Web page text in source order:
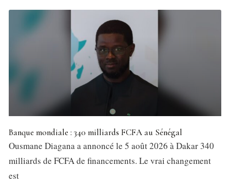
Banque mondiale : 340 milliards FCFA au Sénégal
Ousmane Diagana a annoncé le 5 août 2026 à Dakar 340
milliards de FCFA de financements. Le vrai changement
est